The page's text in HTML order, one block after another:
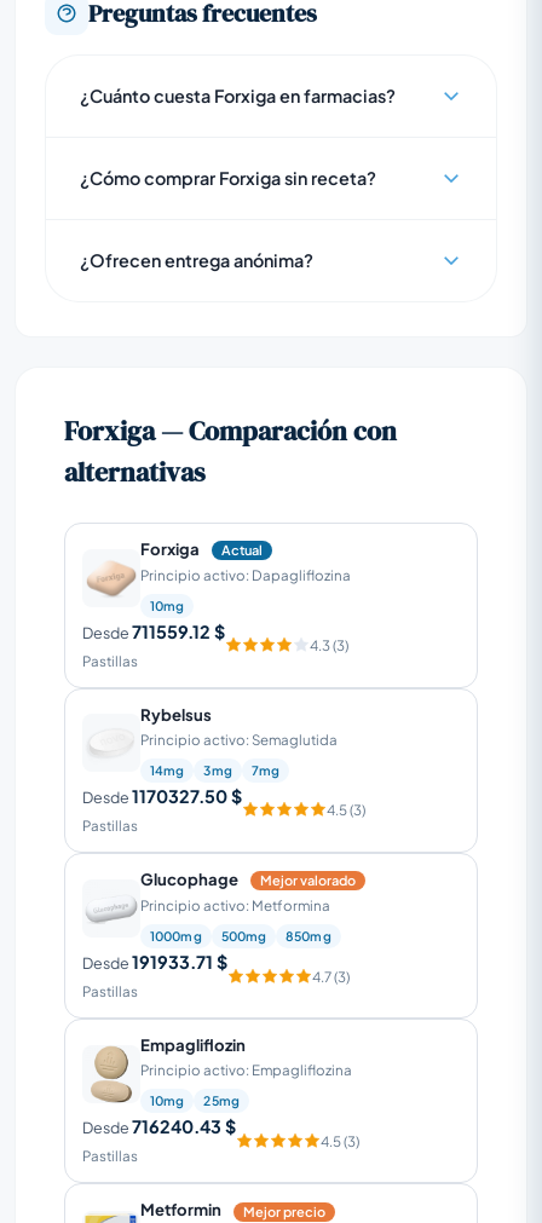
Preguntas frecuentes
¿Cuánto cuesta Forxiga en farmacias?
¿Cómo comprar Forxiga sin receta?
¿Ofrecen entrega anónima?
Forxiga — Comparación con
alternativas
Forxiga Actual
Principio activo: Dapagliflozina
10mg
Desde711559.12 $
Pastillas
4.3 (3)
Rybelsus
Principio activo: Semaglutida
14mg 3mg 7mg
Desde1170327.50 $
Pastillas
4.5 (3)
Glucophage Mejor valorado
Principio activo: Metformina
1000mg 500mg 850mg
Desde191933.71 $
Pastillas
4.7 (3)
Empagliflozin
Principio activo: Empagliflozina
10mg 25mg
Desde716240.43 $
Pastillas
4.5 (3)
Metformin Mejor precio